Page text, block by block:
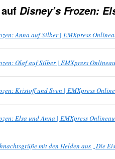
Disney’s Frozen:
Anna auf Silber | EMXpress
Olaf auf Silber | EMXpress
Kristoff und Sven | EMXpress
Elsa und Anna | EMXpress
mit den Helden aus „Die